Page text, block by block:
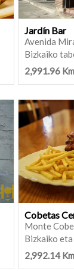
Jardín Bar
Avenida
Bizkaiko
2,991.96 Km
Cobetas
Monte
Bizkaiko
2,992.14 Km